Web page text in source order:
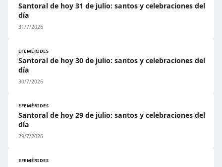
Santoral de hoy 31 de julio: santos y celebraciones del
día
31/7/2026
EFEMÉRIDES
Santoral de hoy 30 de julio: santos y celebraciones del
día
30/7/2026
EFEMÉRIDES
Santoral de hoy 29 de julio: santos y celebraciones del
día
29/7/2026
EFEMÉRIDES